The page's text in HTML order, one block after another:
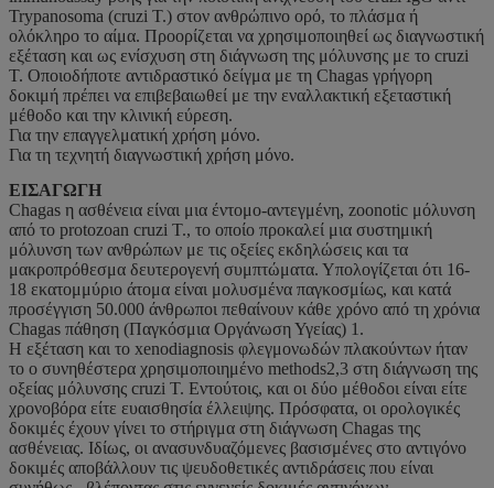
Trypanosoma (cruzi Τ.) στον ανθρώπινο ορό, το πλάσμα ή
ολόκληρο το αίμα. Προορίζεται να χρησιμοποιηθεί ως διαγνωστική
εξέταση και ως ενίσχυση στη διάγνωση της μόλυνσης με το cruzi
Τ. Οποιοδήποτε αντιδραστικό δείγμα με τη Chagas γρήγορη
δοκιμή πρέπει να επιβεβαιωθεί με την εναλλακτική εξεταστική
μέθοδο και την κλινική εύρεση.
Για την επαγγελματική χρήση μόνο.
Για τη τεχνητή διαγνωστική χρήση μόνο.
ΕΙΣΑΓΩΓΗ
Chagas η ασθένεια είναι μια έντομο-αντεγμένη, zoonotic μόλυνση
από το protozoan cruzi Τ., το οποίο προκαλεί μια συστημική
μόλυνση των ανθρώπων με τις οξείες εκδηλώσεις και τα
μακροπρόθεσμα δευτερογενή συμπτώματα. Υπολογίζεται ότι 16-
18 εκατομμύριο άτομα είναι μολυσμένα παγκοσμίως, και κατά
προσέγγιση 50.000 άνθρωποι πεθαίνουν κάθε χρόνο από τη χρόνια
Chagas πάθηση (Παγκόσμια Οργάνωση Υγείας) 1.
Η εξέταση και το xenodiagnosis φλεγμονωδών πλακούντων ήταν
το ο συνηθέστερα χρησιμοποιημένο methods2,3 στη διάγνωση της
οξείας μόλυνσης cruzi Τ. Εντούτοις, και οι δύο μέθοδοι είναι είτε
χρονοβόρα είτε ευαισθησία έλλειψης. Πρόσφατα, οι ορολογικές
δοκιμές έχουν γίνει το στήριγμα στη διάγνωση Chagas της
ασθένειας. Ιδίως, οι ανασυνδυαζόμενες βασισμένες στο αντιγόνο
δοκιμές αποβάλλουν τις ψευδοθετικές αντιδράσεις που είναι